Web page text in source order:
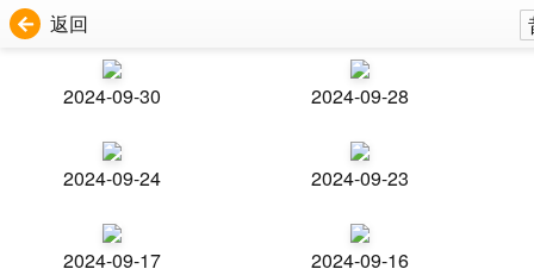
返回
2024-09-30 2024-09-28
2024-09-24 2024-09-23
2024-09-17 2024-09-16